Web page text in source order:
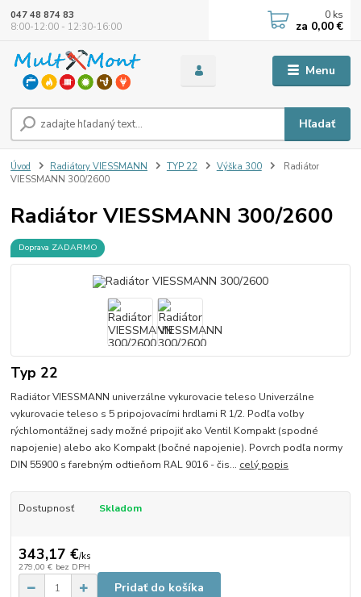
Menu
Hľadať
047 48 874 83
8:00-12:00 - 12:30-16:00
0 ks
za 0,00 €
Úvod Radiátory VIESSMANN TYP 22 Výška 300
Radiátor
VIESSMANN 300/2600
Radiátor VIESSMANN 300/2600
Doprava ZADARMO
Typ 22
Radiátor VIESSMANN univerzálne vykurovacie teleso Univerzálne
vykurovacie teleso s 5 pripojovacími hrdlami R 1/2. Podľa voľby
rýchlomontážnej sady možné pripojiť ako Ventil Kompakt (spodné
napojenie) alebo ako Kompakt (bočné napojenie). Povrch podľa normy
DIN 55900 s farebným odtieňom RAL 9016 - čis... celý popis
Dostupnosť Skladom
343,17 €/ks
279,00 € bez DPH
Pridať do košíka